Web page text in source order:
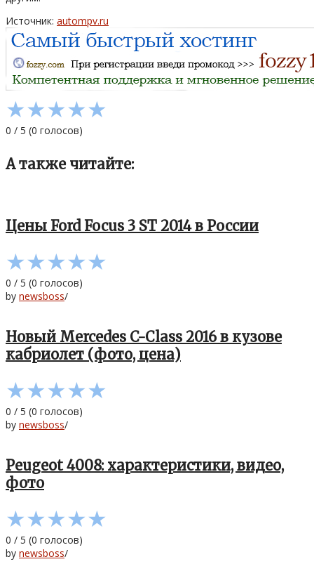
Источник: autompv.ru
★★★★★
0 / 5 (0 голосов)
А также читайте:
Цены Ford Focus 3 ST 2014 в России
★★★★★
0 / 5 (0 голосов)
by newsboss/
Новый Mercedes C-Class 2016 в кузове
кабриолет (фото, цена)
★★★★★
0 / 5 (0 голосов)
by newsboss/
Peugeot 4008: характеристики, видео,
фото
★★★★★
0 / 5 (0 голосов)
by newsboss/